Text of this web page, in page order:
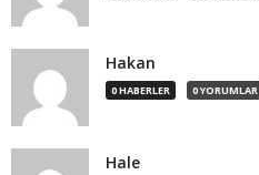
Hakan
0 HABERLER 0 YORUMLAR
Hale